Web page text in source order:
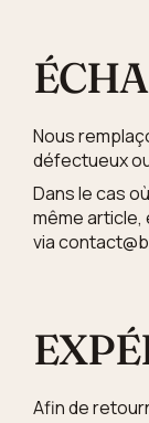
Nous
défectueux
Dans le cas
même article,
via
Afin de